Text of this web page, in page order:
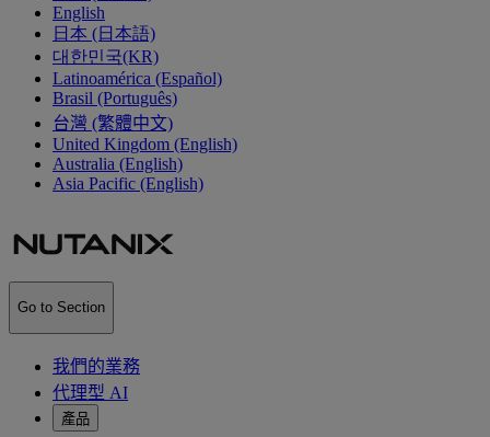
English
日本 (日本語)
대한민국(KR)
Latinoamérica (Español)
Brasil (Português)
台灣 (繁體中文)
United Kingdom (English)
Australia (English)
Asia Pacific (English)
Go to Section
我們的業務
代理型 AI
產品